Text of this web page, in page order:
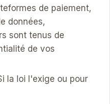
de paiement,
données,
sont tenus de
de vos
la loi l'exige ou pour